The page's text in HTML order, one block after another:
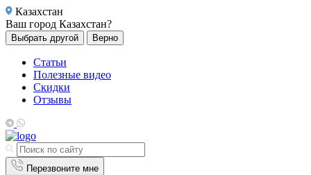
Казахстан
Ваш город Казахстан?
Выбрать другой Верно
Статьи
Полезные видео
Скидки
Отзывы
Перезвоните мне